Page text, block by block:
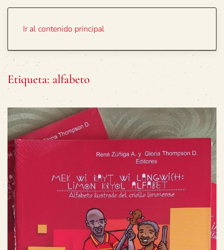
Ir al contenido principal
Etiqueta: alfabeto